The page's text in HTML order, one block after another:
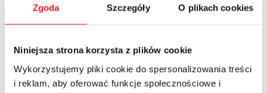
Zgoda Szczegóły O plikach cookies
Niniejsza strona korzysta z plików cookie
Wykorzystujemy pliki cookie do spersonalizowania treści
i reklam, aby oferować funkcje społecznościowe i